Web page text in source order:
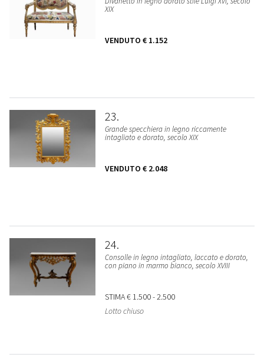
XIX
VENDUTO € 1.152
23
Grande specchiera in legno riccamente
intagliato e dorato, secolo XIX
VENDUTO € 2.048
24
Consolle in legno intagliato, laccato e dorato,
con piano in marmo bianco, secolo XVIII
STIMA€ 1.500 - 2.500
Lotto chiuso